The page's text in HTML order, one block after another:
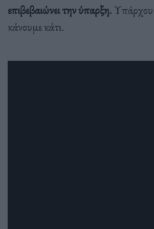
επιβεβαιώνει την ύπαρξη.
κάνουμε κάτι.